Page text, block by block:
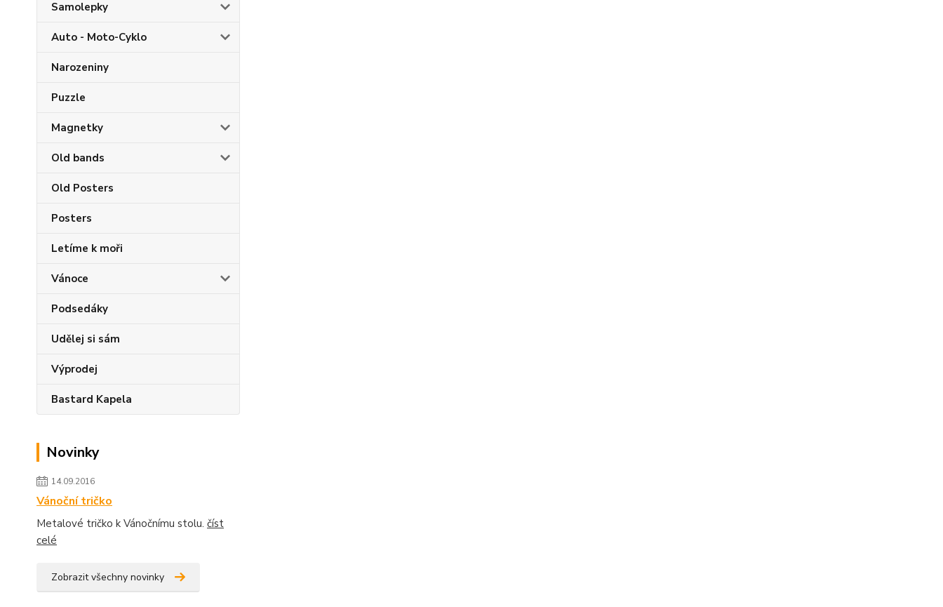
Samolepky
Auto - Moto-Cyklo
Narozeniny
Puzzle
Magnetky
Old bands
Old Posters
Posters
Letíme k moři
Vánoce
Podsedáky
Udělej si sám
Výprodej
Bastard Kapela
Novinky
14.09.2016
Vánoční tričko
Metalové tričko k Vánočnímu stolu. číst
celé
Zobrazit všechny novinky